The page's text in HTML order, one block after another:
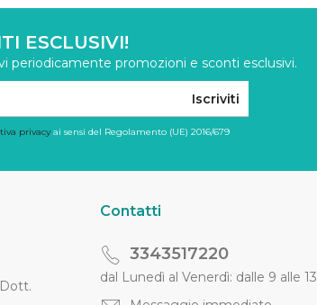
ESCLUSIVI!
periodicamente promozioni e sconti esclusivi.
Iscriviti
privacyai sensi del Regolamento (UE) 2016/679
Contatti
3343517220
dal Lunedì al Venerdì: dalle 9 alle 13